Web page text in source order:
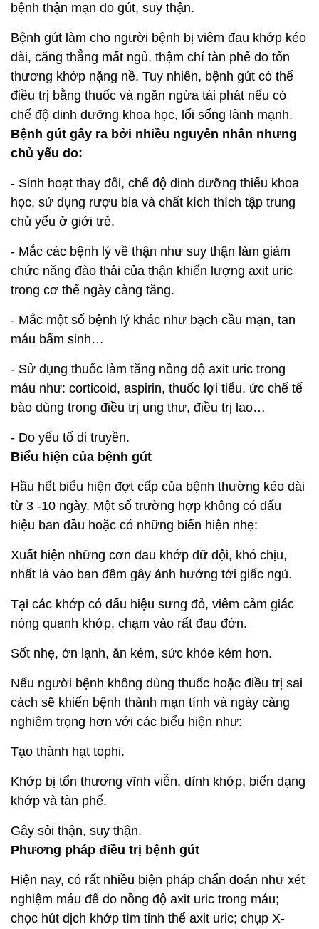
bệnh thận mạn do gút, suy thận.
Bệnh gút làm cho người bệnh bị viêm đau khớp kéo
dài, căng thẳng mất ngủ, thậm chí tàn phế do tổn
thương khớp nặng nề. Tuy nhiên, bệnh gút có thể
điều trị bằng thuốc và ngăn ngừa tái phát nếu có
chế độ dinh dưỡng khoa học, lối sống lành mạnh.
Bệnh gút gây ra bởi nhiều nguyên nhân nhưng
chủ yếu do:
- Sinh hoạt thay đổi, chế độ dinh dưỡng thiếu khoa
học, sử dụng rượu bia và chất kích thích tập trung
chủ yếu ở giới trẻ.
- Mắc các bệnh lý về thận như suy thận làm giảm
chức năng đào thải của thận khiến lượng axit uric
trong cơ thể ngày càng tăng.
- Mắc một số bệnh lý khác như bạch cầu mạn, tan
máu bẩm sinh…
- Sử dụng thuốc làm tăng nồng độ axit uric trong
máu như: corticoid, aspirin, thuốc lợi tiểu, ức chế tế
bào dùng trong điều trị ung thư, điều trị lao…
- Do yếu tố di truyền.
Biểu hiện của bệnh gút
Hầu hết biểu hiện đợt cấp của bệnh thường kéo dài
từ 3 -10 ngày. Một số trường hợp không có dấu
hiệu ban đầu hoặc có những biển hiện nhẹ:
Xuất hiện những cơn đau khớp dữ dội, khó chịu,
nhất là vào ban đêm gây ảnh hưởng tới giấc ngủ.
Tại các khớp có dấu hiệu sưng đỏ, viêm cảm giác
nóng quanh khớp, chạm vào rất đau đớn.
Sốt nhẹ, ớn lạnh, ăn kém, sức khỏe kém hơn.
Nếu người bệnh không dùng thuốc hoặc điều trị sai
cách sẽ khiến bệnh thành mạn tính và ngày càng
nghiêm trọng hơn với các biểu hiện như:
Tạo thành hạt tophi.
Khớp bị tổn thương vĩnh viễn, dính khớp, biến dạng
khớp và tàn phế.
Gây sỏi thận, suy thận.
Phương pháp điều trị bệnh gút
Hiện nay, có rất nhiều biện pháp chẩn đoán như xét
nghiệm máu để do nồng độ axit uric trong máu;
chọc hút dịch khớp tìm tinh thể axit uric; chụp X-